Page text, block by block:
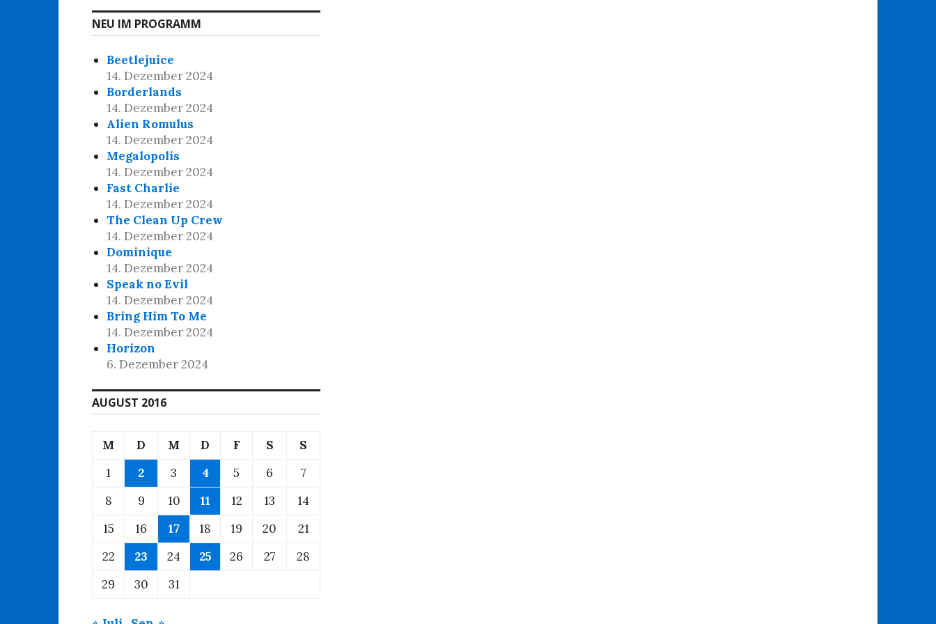
NEU IM PROGRAMM
Beetlejuice
14. Dezember 2024
Borderlands
14. Dezember 2024
Alien Romulus
14. Dezember 2024
Megalopolis
14. Dezember 2024
Fast Charlie
14. Dezember 2024
The Clean Up Crew
14. Dezember 2024
Dominique
14. Dezember 2024
Speak no Evil
14. Dezember 2024
Bring Him To Me
14. Dezember 2024
Horizon
6. Dezember 2024
AUGUST 2016
M D M D F S
S
1
2 3 4 5 6
7
8
9 10 11 12 13
14
15
16 17 18 19 20
21
22
23 24 25 26 27
28
29
30 31